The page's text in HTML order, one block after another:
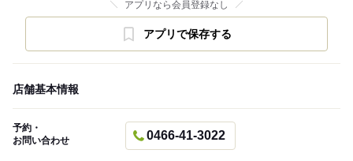
アプリなら会員登録なし
アプリで保存する
店舗基本情報
予約・
お問い合わせ
0466-41-3022